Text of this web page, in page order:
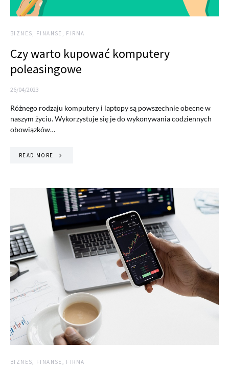
BIZNES, FINANSE, FIRMA
Czy warto kupować komputery
poleasingowe
26/04/2023
Różnego rodzaju komputery i laptopy są powszechnie obecne w
naszym życiu. Wykorzystuje się je do wykonywania codziennych
obowiązków…
READ MORE
BIZNES, FINANSE, FIRMA